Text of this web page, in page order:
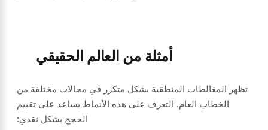
أمثلة من العالم الحقيقي
تظهر المغالطات المنطقية بشكل متكرر في مجالات مختلفة من
الخطاب العام. التعرف على هذه الأنماط يساعد على تقييم
الحجج بشكل نقدي: